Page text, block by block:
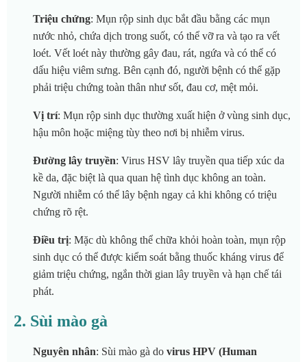
Triệu chứng: Mụn rộp sinh dục bắt đầu bằng các mụn
nước nhỏ, chứa dịch trong suốt, có thể vỡ ra và tạo ra vết
loét. Vết loét này thường gây đau, rát, ngứa và có thể có
dấu hiệu viêm sưng. Bên cạnh đó, người bệnh có thể gặp
phải triệu chứng toàn thân như sốt, đau cơ, mệt mỏi.
Vị trí: Mụn rộp sinh dục thường xuất hiện ở vùng sinh dục,
hậu môn hoặc miệng tùy theo nơi bị nhiễm virus.
Đường lây truyền: Virus HSV lây truyền qua tiếp xúc da
kề da, đặc biệt là qua quan hệ tình dục không an toàn.
Người nhiễm có thể lây bệnh ngay cả khi không có triệu
chứng rõ rệt.
Điều trị: Mặc dù không thể chữa khỏi hoàn toàn, mụn rộp
sinh dục có thể được kiểm soát bằng thuốc kháng virus để
giảm triệu chứng, ngắn thời gian lây truyền và hạn chế tái
phát.
2. Sùi mào gà
Nguyên nhân: Sùi mào gà do virus HPV (Human